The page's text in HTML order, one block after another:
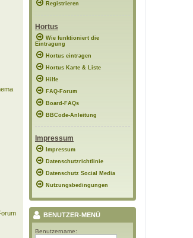
Registrieren
Hortus
Wie funktioniert die
Eintragung
Hortus eintragen
Hortus Karte & Liste
Hilfe
FAQ-Forum
Board-FAQs
BBCode-Anleitung
Impressum
Impressum
Datenschutzrichtlinie
Datenschutz Social Media
Nutzungsbedingungen
BENUTZER-MENÜ
Benutzername: